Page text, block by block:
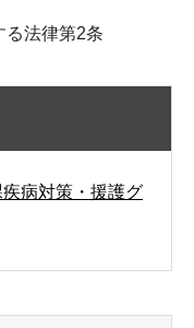
る法律第2条
病対策・援護グ